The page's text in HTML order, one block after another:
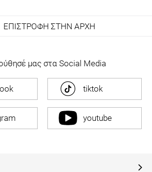
ΕΠΙΣΤΡΟΦΗ ΣΤΗΝ ΑΡΧΗ
μας στα Social Media
tiktok
youtube